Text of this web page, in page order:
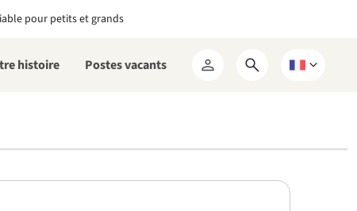
pour petits et grands
histoire Postes vacants
Mon
Ouvrir
Choisissez